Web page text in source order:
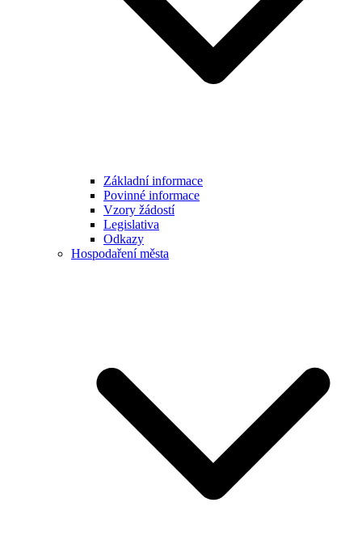
Základní informace
Povinné informace
Vzory žádostí
Legislativa
Odkazy
Hospodaření města